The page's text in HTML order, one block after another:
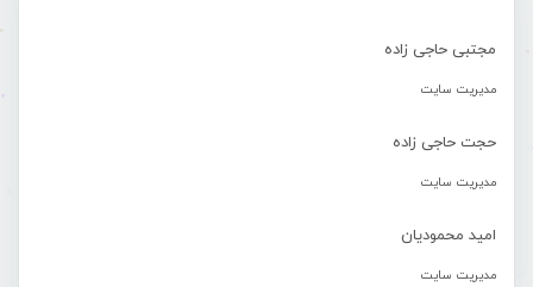
مجتبی حاجی زاده
مدیریت سایت
حجت حاجی زاده
مدیریت سایت
امید محمودیان
مدیریت سایت